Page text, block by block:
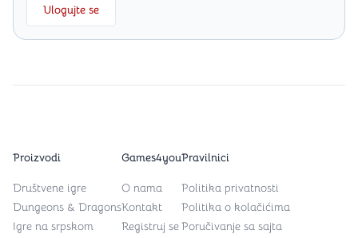
Ulogujte se
Proizvodi
Društvene igre
Dungeons & Dragons
Igre na srpskom
Games4you
O nama
Kontakt
Registruj se
Pravilnici
Politika privatnosti
Politika o kolačićima
Poručivanje sa sajta